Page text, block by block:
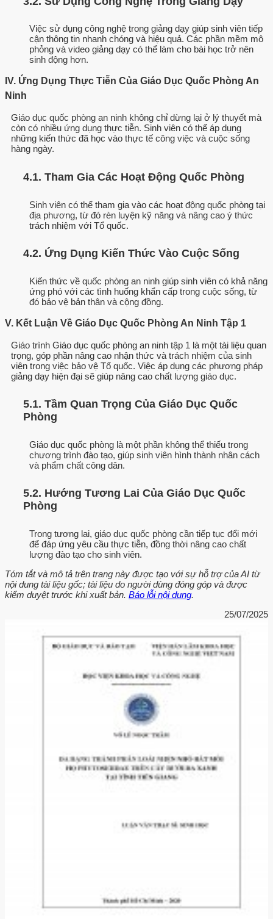
Việc sử dụng công nghệ trong giảng dạy giúp sinh viên tiếp
cận thông tin nhanh chóng và hiệu quả. Các phần mềm mô
phỏng và video giảng dạy có thể làm cho bài học trở nên
sinh động hơn.
IV. Ứng Dụng Thực Tiễn Của Giáo Dục Quốc Phòng An
Ninh
Giáo dục quốc phòng an ninh không chỉ dừng lại ở lý thuyết mà
còn có nhiều ứng dụng thực tiễn. Sinh viên có thể áp dụng
những kiến thức đã học vào thực tế công việc và cuộc sống
hàng ngày.
4.1. Tham Gia Các Hoạt Động Quốc Phòng
Sinh viên có thể tham gia vào các hoạt động quốc phòng tại
địa phương, từ đó rèn luyện kỹ năng và nâng cao ý thức
trách nhiệm với Tổ quốc.
4.2. Ứng Dụng Kiến Thức Vào Cuộc Sống
Kiến thức về quốc phòng an ninh giúp sinh viên có khả năng
ứng phó với các tình huống khẩn cấp trong cuộc sống, từ
đó bảo vệ bản thân và cộng đồng.
V. Kết Luận Về Giáo Dục Quốc Phòng An Ninh Tập 1
Giáo trình Giáo dục quốc phòng an ninh tập 1 là một tài liệu quan
trọng, góp phần nâng cao nhận thức và trách nhiệm của sinh
viên trong việc bảo vệ Tổ quốc. Việc áp dụng các phương pháp
giảng dạy hiện đại sẽ giúp nâng cao chất lượng giáo dục.
5.1. Tầm Quan Trọng Của Giáo Dục Quốc
Phòng
Giáo dục quốc phòng là một phần không thể thiếu trong
chương trình đào tạo, giúp sinh viên hình thành nhân cách
và phẩm chất công dân.
5.2. Hướng Tương Lai Của Giáo Dục Quốc
Phòng
Trong tương lai, giáo dục quốc phòng cần tiếp tục đổi mới
để đáp ứng yêu cầu thực tiễn, đồng thời nâng cao chất
lượng đào tạo cho sinh viên.
Tóm tắt và mô tả trên trang này được tạo với sự hỗ trợ của AI từ
nội dung tài liệu gốc; tài liệu do người dùng đóng góp và được
kiểm duyệt trước khi xuất bản. Báo lỗi nội dung.
25/07/2025